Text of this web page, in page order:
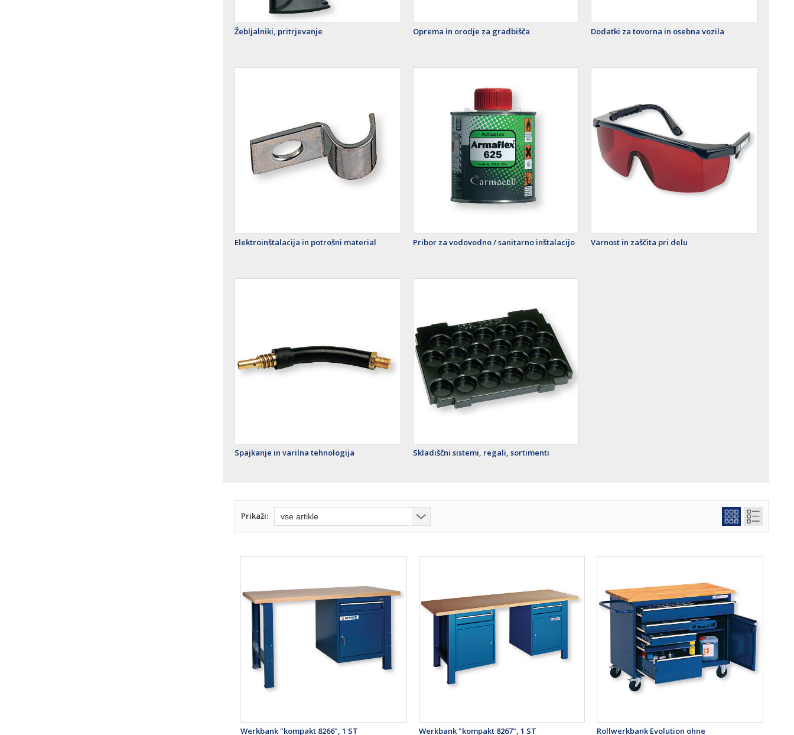
Žebljalniki, pritrjevanje Oprema in orodje za gradbišča Dodatki za tovorna in osebna vozila
Elektroinštalacija in potrošni material Pribor za vodovodno / sanitarno inštalacijo Varnost in zaščita pri delu
Spajkanje in varilna tehnologija Skladiščni sistemi, regali, sortimenti
Prikaži:
Werkbank "kompakt 8266", 1 ST Werkbank "kompakt 8267", 1 ST Rollwerkbank Evolution ohne